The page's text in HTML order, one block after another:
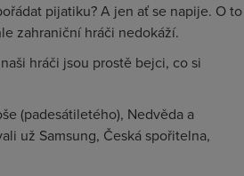
pijatiku? A jen ať se napije. O to
zahraniční hráči nedokáží.
hráči jsou prostě bejci, co si
(padesátiletého), Nedvěda a
už Samsung, Česká spořitelna,